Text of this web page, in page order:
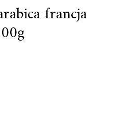
francja